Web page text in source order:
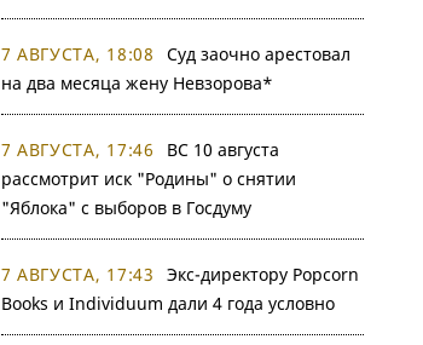
7 АВГУСТА, 18:08
Суд заочно арестовал
на два месяца жену Невзорова*
7 АВГУСТА, 17:46
ВС 10 августа
рассмотрит иск "Родины" о снятии
"Яблока" с выборов в Госдуму
7 АВГУСТА, 17:43
Экс-директору Popcorn
Books и Individuum дали 4 года условно